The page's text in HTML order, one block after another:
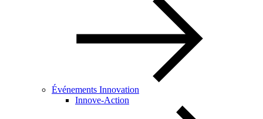
Événements Innovation
Innove-Action